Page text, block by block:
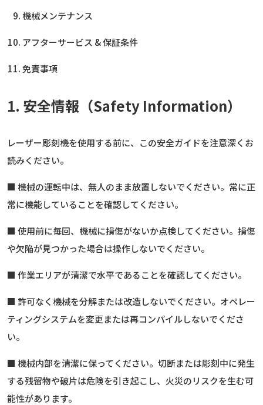
機械メンテナンス
アフターサービス & 保証条件
免責事項
1. 安全情報（Safety Information）
レーザー彫刻機を使用する前に、この安全ガイドを注意深くお
読みください。
■ 機械の運転中は、無人のまま放置しないでください。常に正
常に機能していることを確認してください。
■ 使用前に毎回、機械に損傷がないか点検してください。損傷
や欠陥が見つかった場合は操作しないでください。
■ 作業エリアが清潔で水平であることを確認してください。
■ 許可なく機械を分解または改造しないでください。オペレー
ティングシステムを変更または再コンパイルしないでくださ
い。
■ 機械内部を清潔に保ってください。切断または彫刻中に発生
する残留物や破片は危険を引き起こし、火災のリスクを生む可
能性があります。